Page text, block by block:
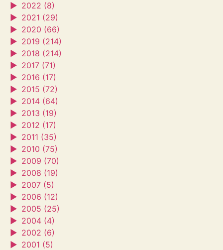
► 2022 (8)
► 2021 (29)
► 2020 (66)
► 2019 (214)
► 2018 (214)
► 2017 (71)
► 2016 (17)
► 2015 (72)
► 2014 (64)
► 2013 (19)
► 2012 (17)
► 2011 (35)
► 2010 (75)
► 2009 (70)
► 2008 (19)
► 2007 (5)
► 2006 (12)
► 2005 (25)
► 2004 (4)
► 2002 (6)
► 2001 (5)